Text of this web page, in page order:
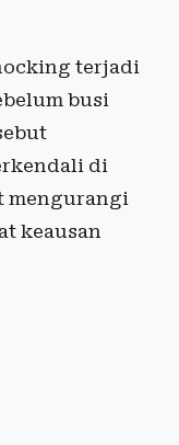
terjadi
busi
di
mengurangi
keausan